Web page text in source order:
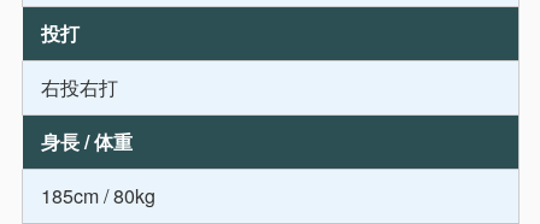
投打
右投右打
身長 / 体重
185cm / 80kg